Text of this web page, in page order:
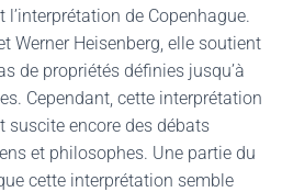
l’interprétation de Copenhague.
Werner Heisenberg, elle soutient
de propriétés définies jusqu’à
Cependant, cette interprétation
suscite encore des débats
et philosophes. Une partie du
cette interprétation semble